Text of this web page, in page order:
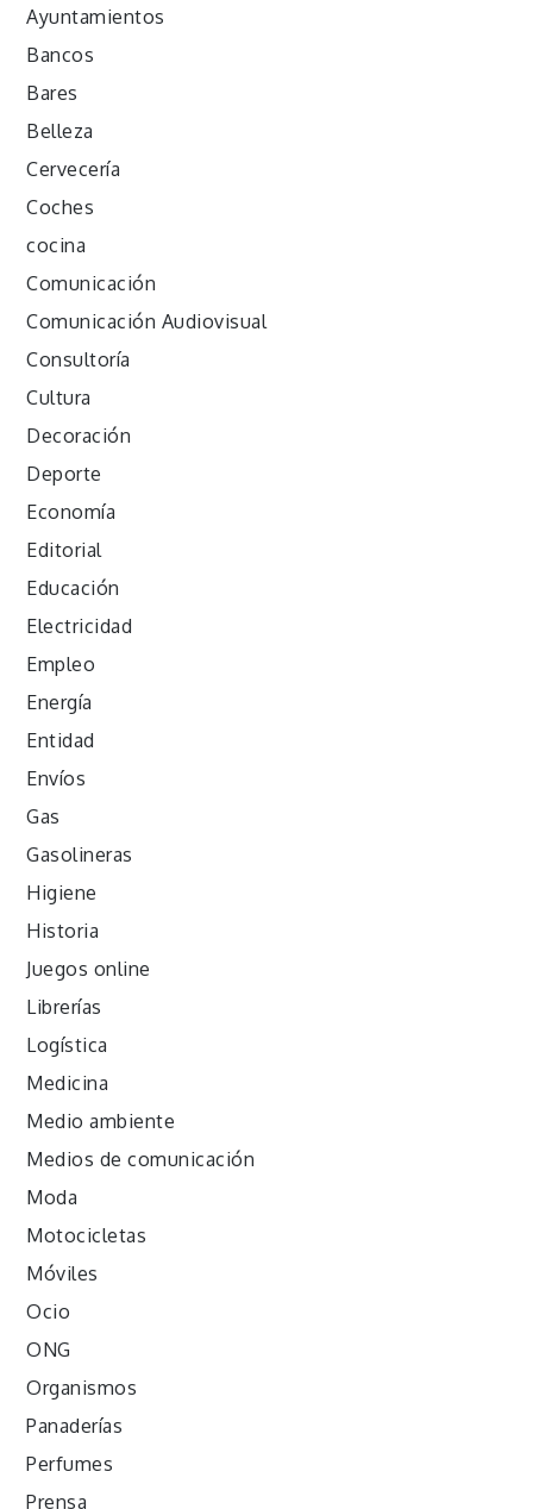
Ayuntamientos
Bancos
Bares
Belleza
Cervecería
Coches
cocina
Comunicación
Comunicación Audiovisual
Consultoría
Cultura
Decoración
Deporte
Economía
Editorial
Educación
Electricidad
Empleo
Energía
Entidad
Envíos
Gas
Gasolineras
Higiene
Historia
Juegos online
Librerías
Logística
Medicina
Medio ambiente
Medios de comunicación
Moda
Motocicletas
Móviles
Ocio
ONG
Organismos
Panaderías
Perfumes
Prensa